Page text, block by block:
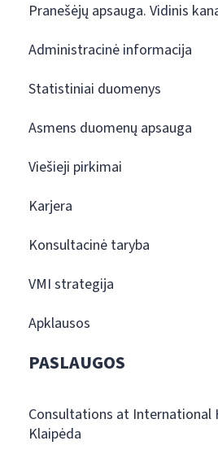
Pranešėjų apsauga. Vidinis
Administracinė informacija
Statistiniai duomenys
Asmens duomenų apsauga
Viešieji pirkimai
Karjera
Konsultacinė taryba
VMI strategija
Apklausos
PASLAUGOS
Consultations at International
Klaipėda